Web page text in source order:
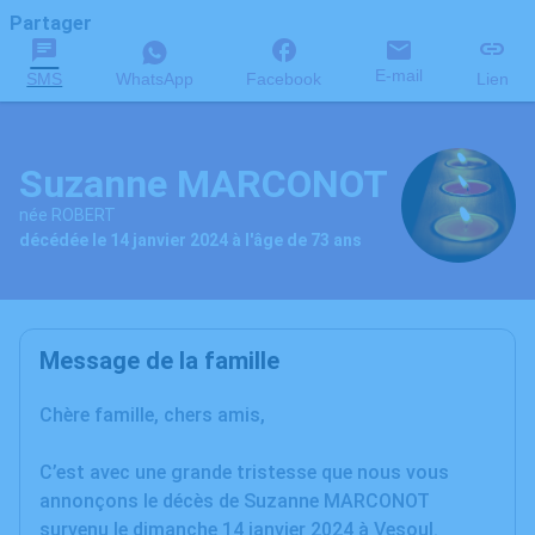
Partager
SMS WhatsApp Facebook E-mail Lien
Suzanne MARCONOT
née ROBERT
décédée le 14 janvier 2024 à l'âge de 73 ans
Message de la famille
Chère famille, chers amis,
C’est avec une grande tristesse que nous vous
annonçons le décès de Suzanne MARCONOT
survenu le dimanche 14 janvier 2024 à Vesoul.